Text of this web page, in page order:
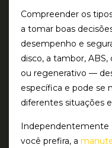
Compreender os
a tomar boas
desempenho e
disco, a tambor,
ou regenerativo —
específica e pode se
diferentes situações
Independentemente
você prefira, a